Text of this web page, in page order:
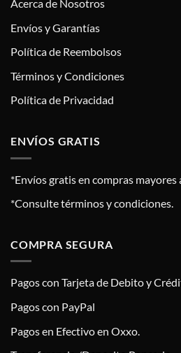
Acerca de Nosotros
Envíos y Garantías
Política de Reembolsos
Términos y Condiciones
Política de Privacidad
ENVÍOS GRATIS
*Envíos gratis en compras mayores
*Consulte términos y condiciones.
COMPRA SEGURA
Pagos con Tarjeta de Debito y
Pagos con PayPal
Pagos en Efectivo en Oxxo.